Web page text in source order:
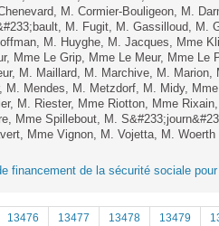
M. Cormier-Bouligeon, M.
M. Fugit, M. Gassilloud, M.
M. Huyghe, M. Jacques, Mme
Mme Le Grip, Mme Le Meur, Mme
M. Maillard, M. Marchive, M.
M. Mendes, M. Metzdorf, M. Midy,
M. Riester, Mme Riotton, Mme
Mme Spillebout, M.
Mme Vignon, M. Vojetta, M.
financement de la sécurité sociale pour
13476 13477 13478 13479